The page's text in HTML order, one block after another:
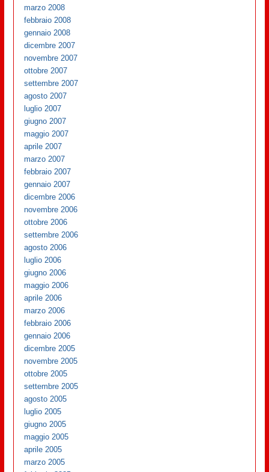
marzo 2008
febbraio 2008
gennaio 2008
dicembre 2007
novembre 2007
ottobre 2007
settembre 2007
agosto 2007
luglio 2007
giugno 2007
maggio 2007
aprile 2007
marzo 2007
febbraio 2007
gennaio 2007
dicembre 2006
novembre 2006
ottobre 2006
settembre 2006
agosto 2006
luglio 2006
giugno 2006
maggio 2006
aprile 2006
marzo 2006
febbraio 2006
gennaio 2006
dicembre 2005
novembre 2005
ottobre 2005
settembre 2005
agosto 2005
luglio 2005
giugno 2005
maggio 2005
aprile 2005
marzo 2005